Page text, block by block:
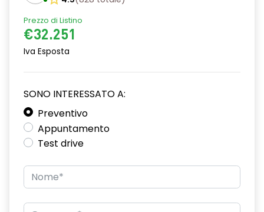
azacristalli anteriori elettrici e impulsionali
cartografia standard
criterio tecnico per tetto panoramico
design cerchi in lega da 18'' diamantati black hole
distance warning avviso distanza di sicurezza
Prezzo di Listino
€32.251
Iva Esposta
SONO INTERESSATO A:
Preventivo
Appuntamento
Test drive